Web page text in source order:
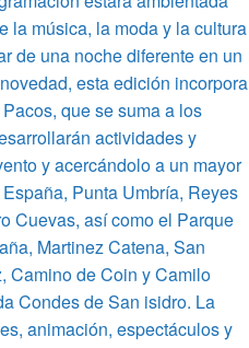
la música, la moda y la cultura
de una noche diferente en un
esta edición incorpora
que se suma a los
actividades y
y acercándolo a un mayor
Punta Umbría, Reyes
Cuevas, así como el Parque
Martinez Catena, San
Camino de Coin y Camilo
Condes de San isidro. La
animación, espectáculos y